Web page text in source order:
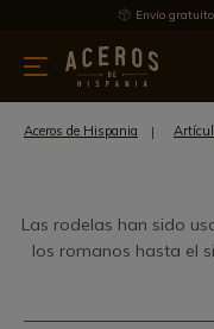
Envío
menaje Ofertas
Aceros de Hispania
Las rodelas han sido
los romanos hasta el